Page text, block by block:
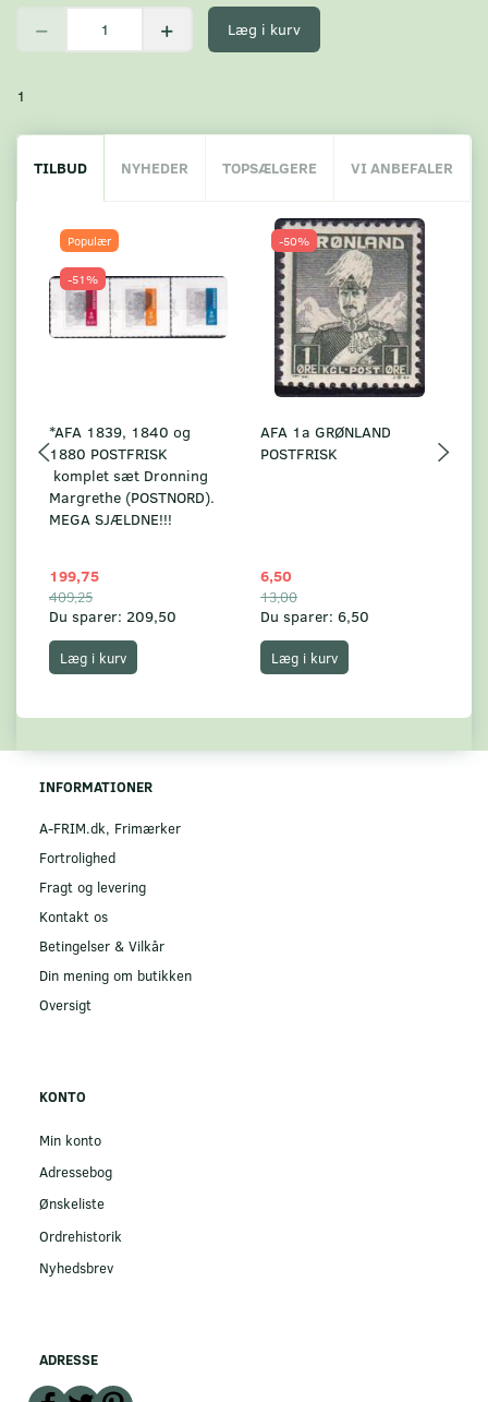
Læg i kurv
1
TILBUD NYHEDER TOPSÆLGERE VI ANBEFALER
Populær
-51%
*AFA 1839, 1840 og
1880 POSTFRISK
komplet sæt Dronning
Margrethe (POSTNORD).
MEGA SJÆLDNE!!!
199,75
409,25
Du sparer: 209,50
Læg i kurv
-50%
AFA 1a GRØNLAND
POSTFRISK
6,50
13,00
Du sparer: 6,50
Læg i kurv
INFORMATIONER
A-FRIM.dk, Frimærker
Fortrolighed
Fragt og levering
Kontakt os
Betingelser & Vilkår
Din mening om butikken
Oversigt
KONTO
Min konto
Adressebog
Ønskeliste
Ordrehistorik
Nyhedsbrev
ADRESSE